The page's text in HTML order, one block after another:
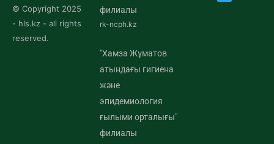
© Copyright 2025
- hls.kz - all rights
reserved.
филиалы
rk-ncph.kz
"Хамза Жұматов
атындағы гигиена
және
эпидемиология
ғылыми орталығы"
филиалы